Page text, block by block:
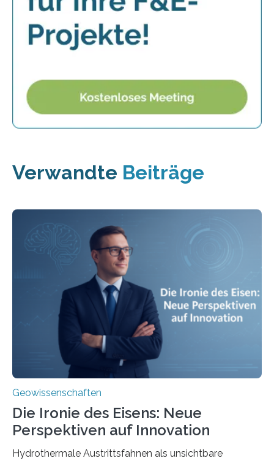
Verwandte Beiträge
Geowissenschaften
Die Ironie des Eisens: Neue
Perspektiven auf Innovation
Hydrothermale Austrittsfahnen als unsichtbare